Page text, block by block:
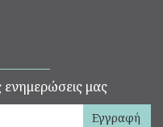
ενημερώσεις μας
Εγγραφή